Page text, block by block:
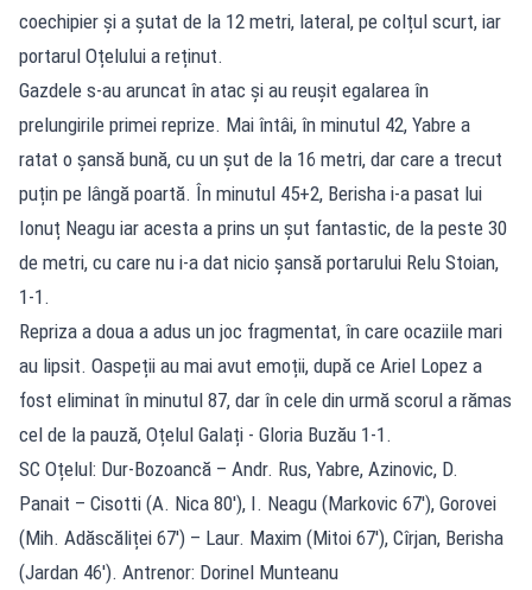
coechipier și a șutat de la 12 metri, lateral, pe colțul scurt, iar
portarul Oțelului a reținut.
Gazdele s-au aruncat în atac și au reușit egalarea în
prelungirile primei reprize. Mai întâi, în minutul 42, Yabre a
ratat o șansă bună, cu un șut de la 16 metri, dar care a trecut
puțin pe lângă poartă. În minutul 45+2, Berisha i-a pasat lui
Ionuț Neagu iar acesta a prins un șut fantastic, de la peste 30
de metri, cu care nu i-a dat nicio șansă portarului Relu Stoian,
1-1.
Repriza a doua a adus un joc fragmentat, în care ocaziile mari
au lipsit. Oaspeții au mai avut emoții, după ce Ariel Lopez a
fost eliminat în minutul 87, dar în cele din urmă scorul a rămas
cel de la pauză, Oțelul Galați - Gloria Buzău 1-1.
SC Oțelul: Dur-Bozoancă – Andr. Rus, Yabre, Azinovic, D.
Panait – Cisotti (A. Nica 80′), I. Neagu (Markovic 67′), Gorovei
(Mih. Adăscăliței 67′) – Laur. Maxim (Mitoi 67′), Cîrjan, Berisha
(Jardan 46′). Antrenor: Dorinel Munteanu